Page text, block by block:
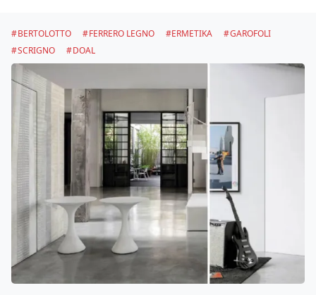
BERTOLOTTO FERRERO LEGNO ERMETIKA
GAROFOLI
SCRIGNO
DOAL